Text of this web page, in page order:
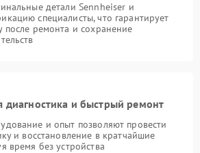
детали Sennheiser и
специалисты, что гарантирует
после ремонта и сохранение
диагностика и быстрый ремонт
и опыт позволяют провести
и восстановление в кратчайшие
время без устройства